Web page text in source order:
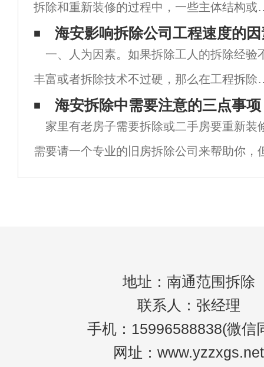
拆除和重新装修的过程中，一些主体结构或
体应仔细拆除，否则容易影响整个建筑的使
安荃，增加建筑意外坍塌的可能性。让我们
随南京室内拆除公司了解哪些部分需要仔细
除
海安影响拆除公司工程速度的
一、人为因素。如果拆除工人的拆除经验
丰富或者拆除技术不过硬，那么在工程拆除
程中，拆除的质量和效率就无法得到保证或
定。这也会对拆除队的形象和品牌产生很大
影响，所以在盘点那些会影响工程拆除质量
效
海安拆除中需要注意的三点事项
家里有老房子需要拆除或二手房要重新装
需要请一个专业的旧房拆除公司来帮助你，
说，你们也应该要掌握一些注意点，比如说
地址：南通范围拆除
联系人：张经理
手机：15996588838(微信
网址：www.yzzxgs.net